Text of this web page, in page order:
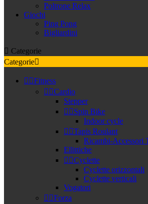
Poltrone Relax
Giochi
Ping Pong
Bigliardini
 Categorie
Categorie
 Fitness
 Cardio
Stepper
 Spin Bike
Indoor cycle
 Tapis Roulant
Ricambi-Accessori
Ellittiche
 Cyclette
Cyclette orizzontali
Cyclette verticali
Vogatori
 Forza